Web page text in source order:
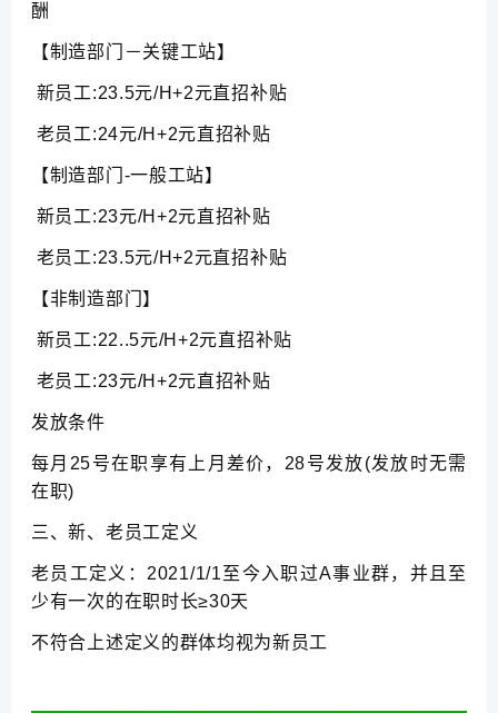
酬
【制造部门－关键工站】
新员工:23.5元/H+2元直招补贴
老员工:24元/H+2元直招补贴
【制造部门-一般工站】
新员工:23元/H+2元直招补贴
老员工:23.5元/H+2元直招补贴
【非制造部门】
新员工:22..5元/H+2元直招补贴
老员工:23元/H+2元直招补贴
发放条件
每月25号在职享有上月差价，28号发放(发放时无需
在职)
三、新、老员工定义
老员工定义：2021/1/1至今入职过A事业群，并且至
少有一次的在职时长≥30天
不符合上述定义的群体均视为新员工